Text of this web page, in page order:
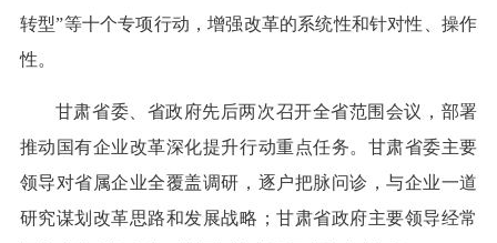
转型”等十个专项行动，增强改革的系统性和针对性、操作
性。
甘肃省委、省政府先后两次召开全省范围会议，部署
推动国有企业改革深化提升行动重点任务。甘肃省委主要
领导对省属企业全覆盖调研，逐户把脉问诊，与企业一道
研究谋划改革思路和发展战略；甘肃省政府主要领导经常